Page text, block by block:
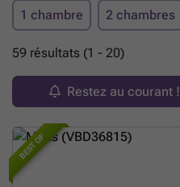
1 chambre 2 chambres
59 résultats (1 - 20)
Restez au courant !
BEST OF